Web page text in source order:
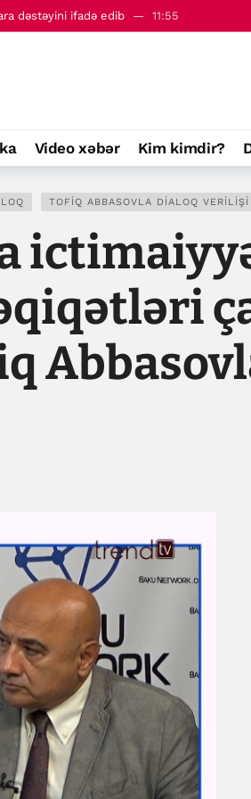
- Metyu Brayza 14:06
- Metyu Brayza 14:06
Video xəbər Kim kimdir?
TOFIQ ABBASOVLA DIALOQ VERILIŞI